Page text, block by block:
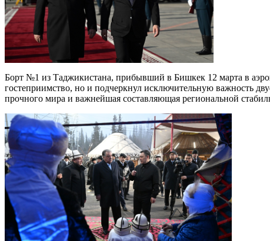
Борт №1 из Таджикистана, прибывший в Бишкек 12 марта в
гостеприимство, но и подчеркнул исключительную важность
прочного мира и важнейшая составляющая региональной